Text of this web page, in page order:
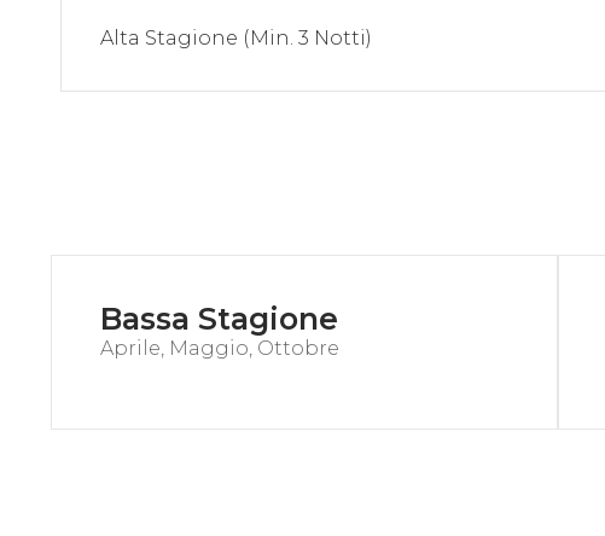
Alta Stagione (Min. 3 Notti)
Bassa Stagione
Aprile, Maggio, Ottobre